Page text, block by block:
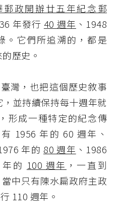
郵政開辦廿五年紀念郵
年發行 40 週年 、1948
。它們所追溯的，都是
歷史。
灣，也把這個歷史敘事
並持續保持每十週年就
形成一種特定的紀念傳
1956 年的 60 週年、
年的 80 週年 、1986
年的 100 週年 ，一直到
中只有陳水扁政府主政
110 週年。